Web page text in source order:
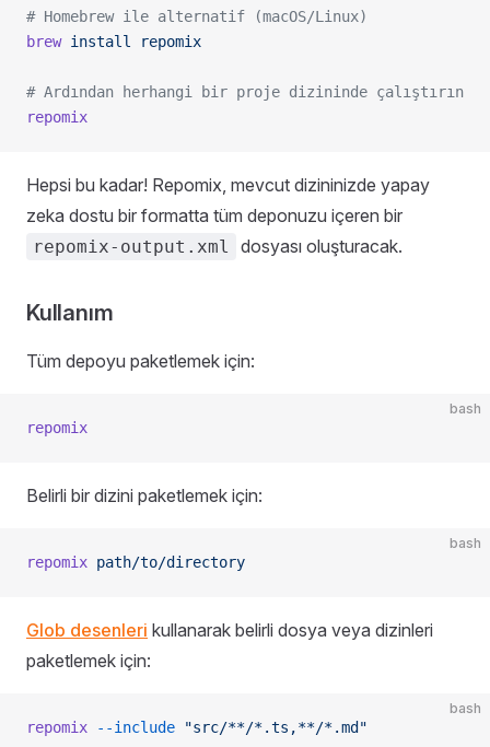
# Homebrew ile alternatif (macOS/Linux)
brew install repomix
# Ardından herhangi bir proje dizininde çalıştırın
repomix
Hepsi bu kadar! Repomix, mevcut dizininizde yapay
zeka dostu bir formatta tüm deponuzu içeren bir
repomix-output.xml dosyası oluşturacak.
Kullanım
Tüm depoyu paketlemek için:
bash
repomix
Belirli bir dizini paketlemek için:
bash
repomix path/to/directory
Glob desenleri kullanarak belirli dosya veya dizinleri
paketlemek için:
bash
repomix --include "src/**/*.ts,**/*.md"